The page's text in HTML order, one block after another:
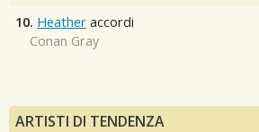
10. Heather accordi
Conan Gray
ARTISTI DI TENDENZA